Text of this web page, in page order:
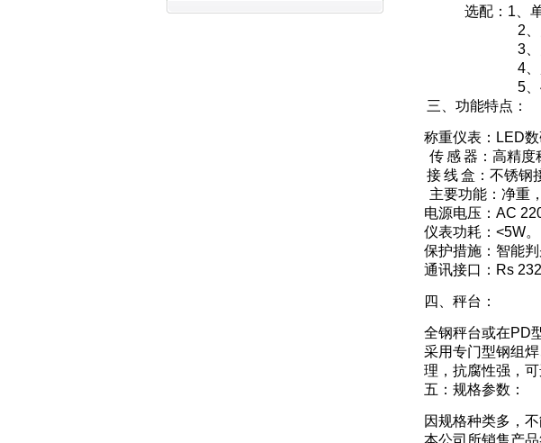
选配： 1 、
2
3
4
5
三、功能特点：
称重仪表： LED
传感器：高精度
接线盒：不锈钢
主要功能：净重
电源电压： AC
仪表功耗： <5W。
保护措施：智能判
通讯接口： Rs
四、秤台 ：
全钢秤台或在PD
采用专门型钢组
理，抗腐性强 ，
五：规格参数：
因规格种类多，
本公司所销售产